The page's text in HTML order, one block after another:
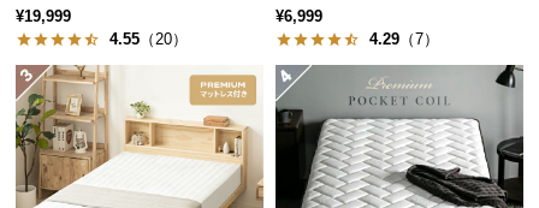
つ
い
て
開
梱
設
可能
¥19,999
4.55 （20）
¥6,999
4.29 （7）